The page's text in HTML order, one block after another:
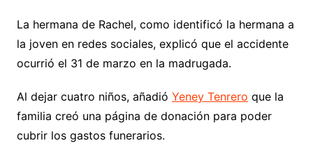
La hermana de Rachel, como identificó la hermana a
la joven en redes sociales, explicó que el accidente
ocurrió el 31 de marzo en la madrugada.
Al dejar cuatro niños, añadió Yeney Tenrero que la
familia creó una página de donación para poder
cubrir los gastos funerarios.